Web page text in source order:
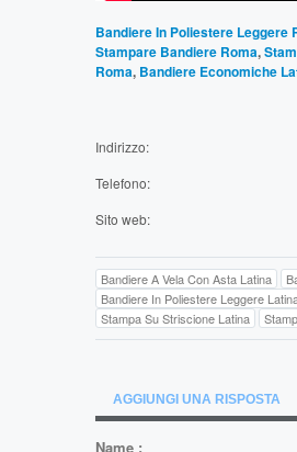
Bandiere In Poliestere Leggere
Stampare Bandiere Roma,
Roma, Bandiere Economiche
Indirizzo:
Telefono:
Sito web:
Bandiere A Vela Con Asta Latina
Bandiere In Poliestere Leggere
Stampa Su Striscione Latina
AGGIUNGI UNA RISPOSTA
Name :